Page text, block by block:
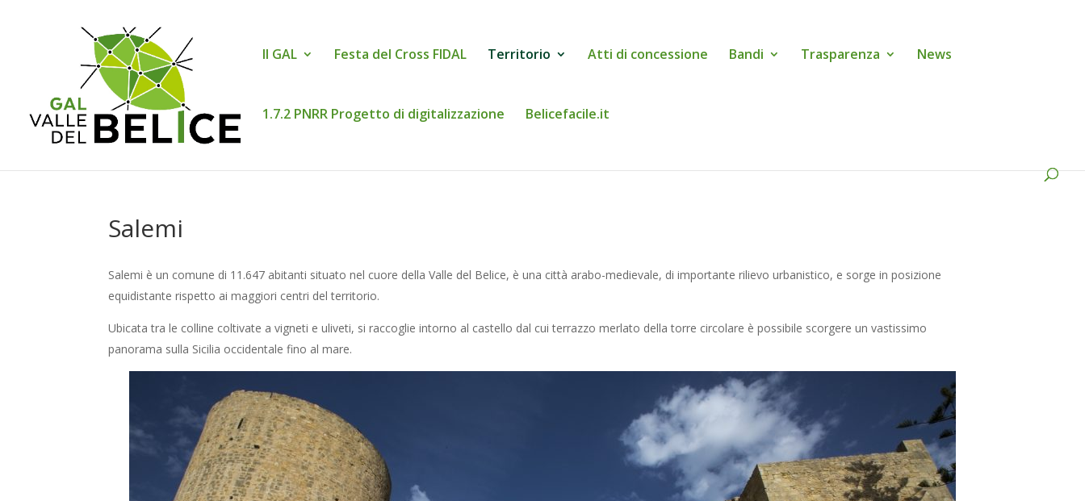
Il GAL Festa del Cross FIDAL Territorio Atti di concessione Bandi Trasparenza News
1.7.2 PNRR Progetto di digitalizzazione Belicefacile.it
Salemi
Salemi è un comune di 11.647 abitanti situato nel cuore della Valle del Belice, è una città arabo-medievale, di importante rilievo urbanistico, e sorge in posizione
equidistante rispetto ai maggiori centri del territorio.
Ubicata tra le colline coltivate a vigneti e uliveti, si raccoglie intorno al castello dal cui terrazzo merlato della torre circolare è possibile scorgere un vastissimo
panorama sulla Sicilia occidentale fino al mare.